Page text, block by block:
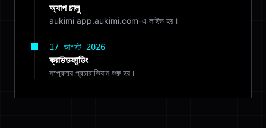
অ্যাপ চালু
aukimi app.aukimi.com-এ লাইভ হয়।
17 আগস্ট 2026
ক্রাউডফান্ডিং
সম্প্রদায় প্রচারাভিযান শুরু হয়।